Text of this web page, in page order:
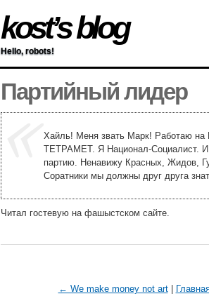
kost’s blog
Hello, robots!
Партийный лидер
Хайль! Меня звать Марк! Работаю на
ТЕТРАМЕТ. Я Национал-Социалист. И
партию. Ненавижу Красных, Жидов,
Соратники мы должны друг друга
Читал гостевую на фашыстском сайте.
← We make money not art|